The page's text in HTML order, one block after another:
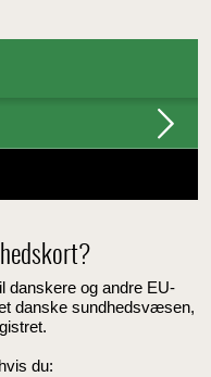
danskere og andre EU-
danske sundhedsvæsen,
du: